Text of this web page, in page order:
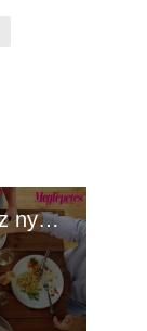
Így vagyonokat spórolhatsz nyaraláson